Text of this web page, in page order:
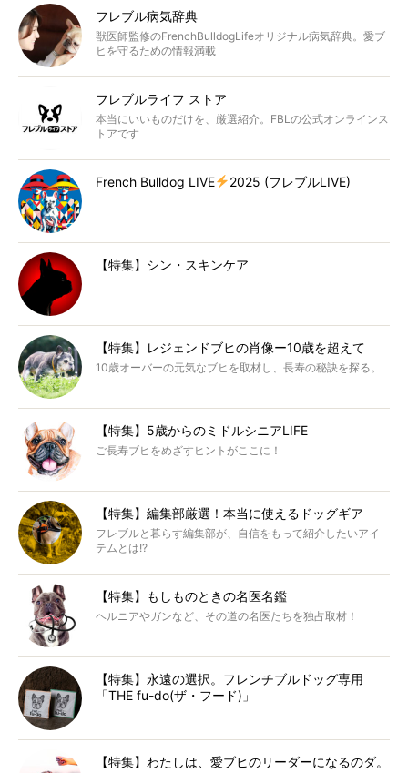
フレブル病気辞典
獣医師監修のFrenchBulldogLifeオリジナル病気辞典。愛ブ
ヒを守るための情報満載
フレブルライフ ストア
本当にいいものだけを、厳選紹介。FBLの公式オンラインス
トアです
French Bulldog LIVE 2025 (フレブルLIVE)
【特集】シン・スキンケア
【特集】レジェンドブヒの肖像ー10歳を超えて
10歳オーバーの元気なブヒを取材し、長寿の秘訣を探る。
【特集】5歳からのミドルシニアLIFE
ご長寿ブヒをめざすヒントがここに！
【特集】編集部厳選！本当に使えるドッグギア
フレブルと暮らす編集部が、自信をもって紹介したいアイ
テムとは!?
【特集】もしものときの名医名鑑
ヘルニアやガンなど、その道の名医たちを独占取材！
【特集】永遠の選択。フレンチブルドッグ専用
「THE fu-do(ザ・フード)」
【特集】わたしは、愛ブヒのリーダーになるのダ。